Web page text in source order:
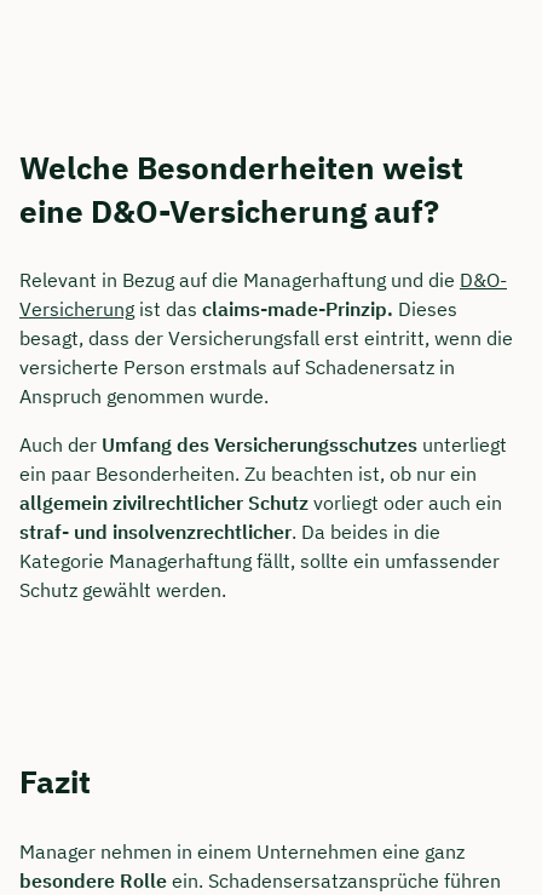
Welche Besonderheiten weist
eine D&O-Versicherung auf?
Relevant in Bezug auf die Managerhaftung und die D&O-
Versicherung ist das claims-made-Prinzip. Dieses
besagt, dass der Versicherungsfall erst eintritt, wenn die
versicherte Person erstmals auf Schadenersatz in
Anspruch genommen wurde.
Auch der Umfang des Versicherungsschutzes unterliegt
ein paar Besonderheiten. Zu beachten ist, ob nur ein
allgemein zivilrechtlicher Schutz vorliegt oder auch ein
straf- und insolvenzrechtlicher. Da beides in die
Kategorie Managerhaftung fällt, sollte ein umfassender
Schutz gewählt werden.
Fazit
Manager nehmen in einem Unternehmen eine ganz
besondere Rolle ein. Schadensersatzansprüche führen